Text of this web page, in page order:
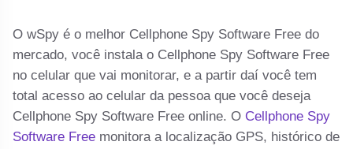
O wSpy é o melhor Cellphone Spy Software Free do
mercado, você instala o Cellphone Spy Software Free
no celular que vai monitorar, e a partir daí você tem
total acesso ao celular da pessoa que você deseja
Cellphone Spy Software Free online. O Cellphone Spy
Software Free monitora a localização GPS, histórico de